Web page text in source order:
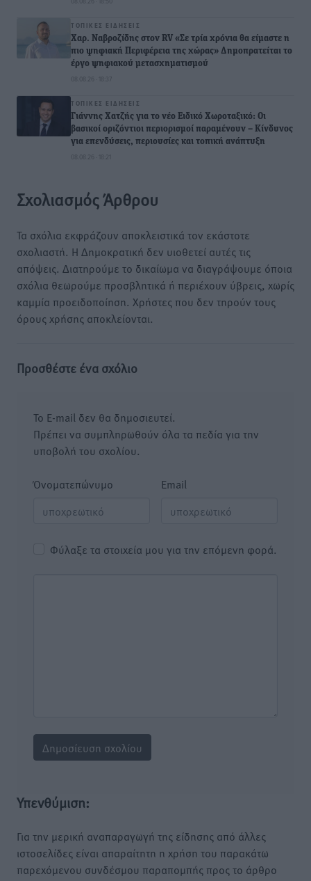
ΤΟΠΙΚΈΣ ΕΙΔΉΣΕΙΣ
Χαρ. Ναβροζίδης στον RV «Σε τρία χρόνια θα είμαστε η
πιο ψηφιακή Περιφέρεια της χώρας» Δημοπρατείται το
έργο ψηφιακού μετασχηματισμού
08.08.26 · 18:37
ΤΟΠΙΚΈΣ ΕΙΔΉΣΕΙΣ
Γιάννης Χατζής για το νέο Ειδικό Χωροταξικό: Οι
βασικοί οριζόντιοι περιορισμοί παραμένουν – Κίνδυνος
για επενδύσεις, περιουσίες και τοπική ανάπτυξη
Σχολιασμός Άρθρου
Τα σχόλια εκφράζουν αποκλειστικά τον εκάστοτε
σχολιαστή. Η Δημοκρατική δεν υιοθετεί αυτές τις
απόψεις. Διατηρούμε το δικαίωμα να διαγράψουμε όποια
σχόλια θεωρούμε προσβλητικά ή περιέχουν ύβρεις, χωρίς
καμμία προειδοποίηση. Χρήστες που δεν τηρούν τους
όρους χρήσης αποκλείονται.
Προσθέστε ένα σχόλιο
Το E-mail δεν θα δημοσιευτεί.
Πρέπει να συμπληρωθούν όλα τα πεδία για την
υποβολή του σχολίου.
Όνοματεπώνυμο Email
Φύλαξε τα στοιχεία μου για την επόμενη φορά.
Υπενθύμιση:
Για την μερική αναπαραγωγή της είδησης από άλλες
ιστοσελίδες είναι απαραίτητη η χρήση του παρακάτω
παρεχόμενου συνδέσμου παραπομπής προς το άρθρο